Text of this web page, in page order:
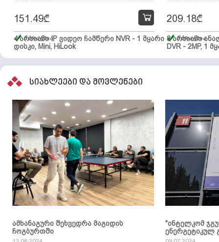
4 არხიანი IP ვიდეო ჩამწერი NVR - 1 მყარი
დისკი, Mini, HiLook
151.49₾
მარაგშია
8 არხიანი
DVR - 2MP, 1
209.18₾
მარაგშია
სიახლეები და მოვლენები
ამხანაგური შეხვედრა მაგიდის
ჩოგბურთში
"ინტელკომ
ენერგეტიკულ